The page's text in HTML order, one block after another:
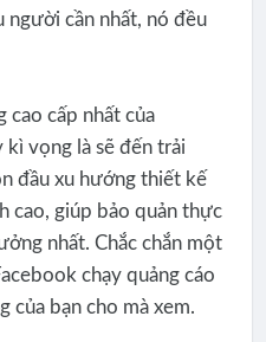
người cần nhất, nó đều
cao cấp nhất của
kì vọng là sẽ đến trải
đầu xu hướng thiết kế
cao, giúp bảo quản thực
nhất. Chắc chắn một
chạy quảng cáo
của bạn cho mà xem.